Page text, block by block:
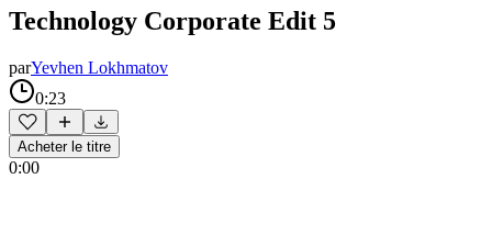
Technology Corporate Edit 5
parYevhen Lokhmatov
0:23
Acheter le titre
0:00